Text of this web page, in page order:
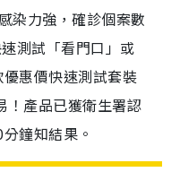
染力強，確診個案數
測試「看門口」或
惠價快速測試套裝
！產品已獲衛生署認
鐘知結果。